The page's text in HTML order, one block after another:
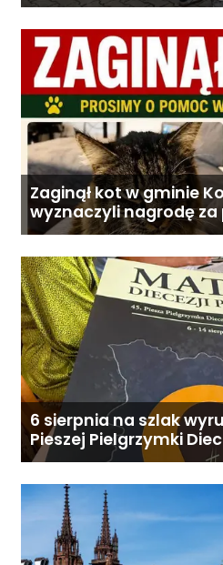
Zaginął kot w gminie
wyznaczyli nagrodę
6 sierpnia na szlak
Pieszej Pielgrzymki
Jasną Górę